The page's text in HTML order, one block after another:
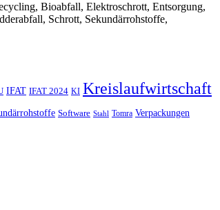
Bioabfall, Elektroschrott, Entsorgung,
Schrott, Sekundärrohstoffe,
IFAT IFAT 2024 KI Kreislaufwirtschaft
Software Stahl Tomra Verpackungen